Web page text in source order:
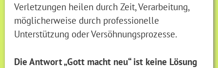
Verletzungen heilen durch Zeit, Verarbeitung,
möglicherweise durch professionelle
Unterstützung oder Versöhnungsprozesse.
Die Antwort „Gott macht neu“ ist keine Lösung